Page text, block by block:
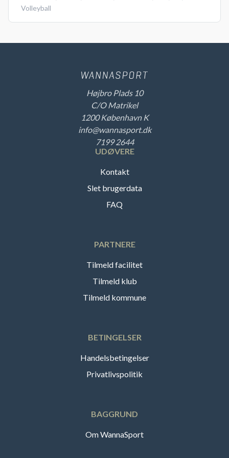
Volleyball
Højbro Plads 10
C/O Matrikel
1200 København K
info@wannasport.dk
7199 2644
UDØVERE
Kontakt
Slet brugerdata
FAQ
PARTNERE
Tilmeld facilitet
Tilmeld klub
Tilmeld kommune
BETINGELSER
Handelsbetingelser
Privatlivspolitik
BAGGRUND
Om WannaSport